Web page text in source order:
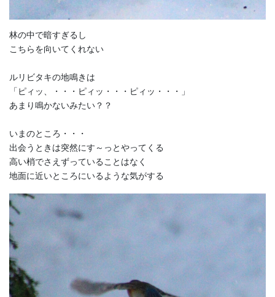
林の中で暗すぎるし
こちらを向いてくれない
ルリビタキの地鳴きは
「ピィッ、・・・ピィッ・・・ピィッ・・・」
あまり鳴かないみたい？？
いまのところ・・・
出会うときは突然にす～っとやってくる
高い梢でさえずっていることはなく
地面に近いところにいるような気がする